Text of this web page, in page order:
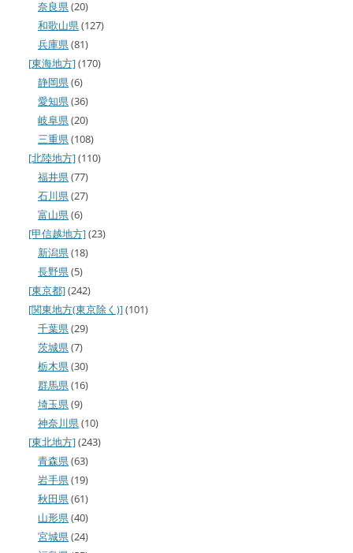
奈良県(20)
和歌山県(127)
兵庫県(81)
[東海地方](170)
静岡県(6)
愛知県(36)
岐阜県(20)
三重県(108)
[北陸地方](110)
福井県(77)
石川県(27)
富山県(6)
[甲信越地方](23)
新潟県(18)
長野県(5)
[東京都](242)
[関東地方(東京除く)](101)
千葉県(29)
茨城県(7)
栃木県(30)
群馬県(16)
埼玉県(9)
神奈川県(10)
[東北地方](243)
青森県(63)
岩手県(19)
秋田県(61)
山形県(40)
宮城県(24)